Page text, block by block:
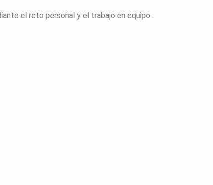
el reto personal y el trabajo en equipo.